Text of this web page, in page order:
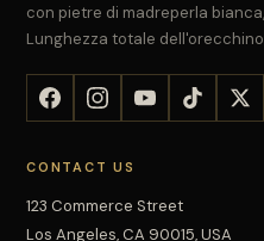
con pietre di madreperla
Lunghezza totale dell'orecchino
CONTACT US
123 Commerce Street
Los Angeles, CA 90015, USA